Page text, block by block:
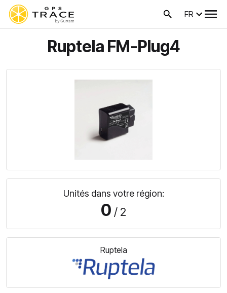
FR
Ruptela FM-Plug4
Unités dans votre région:
0 / 2
Ruptela